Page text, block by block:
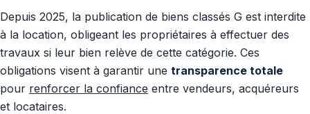
Depuis 2025, la publication de biens classés G est interdite
à la location, obligeant les propriétaires à effectuer des
travaux si leur bien relève de cette catégorie. Ces
obligations visent à garantir une transparence totale
pour renforcer la confiance entre vendeurs, acquéreurs
et locataires.